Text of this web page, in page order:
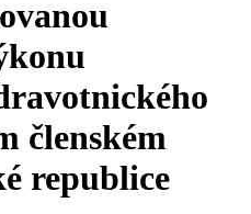
členském
republice